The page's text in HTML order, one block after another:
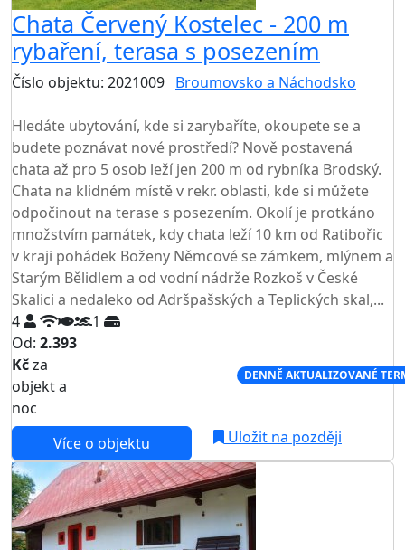
Chata Červený Kostelec - 200 m
rybaření, terasa s posezením
Číslo objektu: 2021009 Broumovsko a Náchodsko
Hledáte ubytování, kde si zarybaříte, okoupete se a
budete poznávat nové prostředí? Nově postavená
chata až pro 5 osob leží jen 200 m od rybníka Brodský.
Chata na klidném místě v rekr. oblasti, kde si můžete
odpočinout na terase s posezením. Okolí je protkáno
množstvím památek, kdy chata leží 10 km od Ratibořic
v kraji pohádek Boženy Němcové se zámkem, mlýnem a
Starým Bělidlem a od vodní nádrže Rozkoš v České
Skalici a nedaleko od Adršpašských a Teplických skal,...
4
1
Od: 2.393
Kčza
objekt a
noc
DENNĚ AKTUALIZOVANÉ
Více o objektu Uložit na později